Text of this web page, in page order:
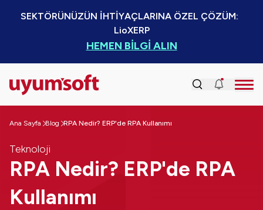
SEKTÖRÜNÜZÜN İHTİYAÇLARINA ÖZEL ÇÖZÜM:
LioXERP
HEMEN BİLGİ ALIN
Ana Sayfa Blog RPA Nedir? ERP'de RPA Kullanımı
Teknoloji
RPA Nedir? ERP'de RPA
Kullanımı